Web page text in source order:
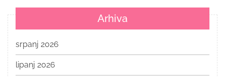
Arhiva
srpanj 2026
lipanj 2026